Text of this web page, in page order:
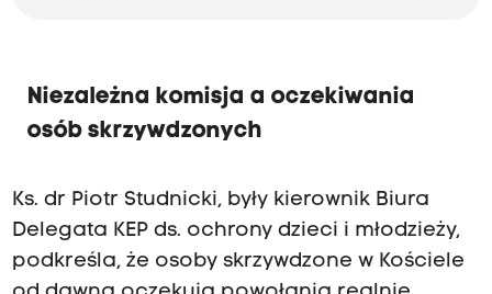
Niezależna komisja a oczekiwania
osób skrzywdzonych
Ks. dr Piotr Studnicki, były kierownik Biura
Delegata KEP ds. ochrony dzieci i młodzieży,
podkreśla, że osoby skrzywdzone w Kościele